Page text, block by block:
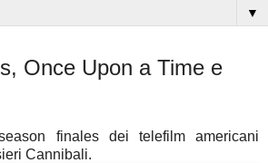
▼
Once Upon a Time e
finales dei telefilm americani
Cannibali.